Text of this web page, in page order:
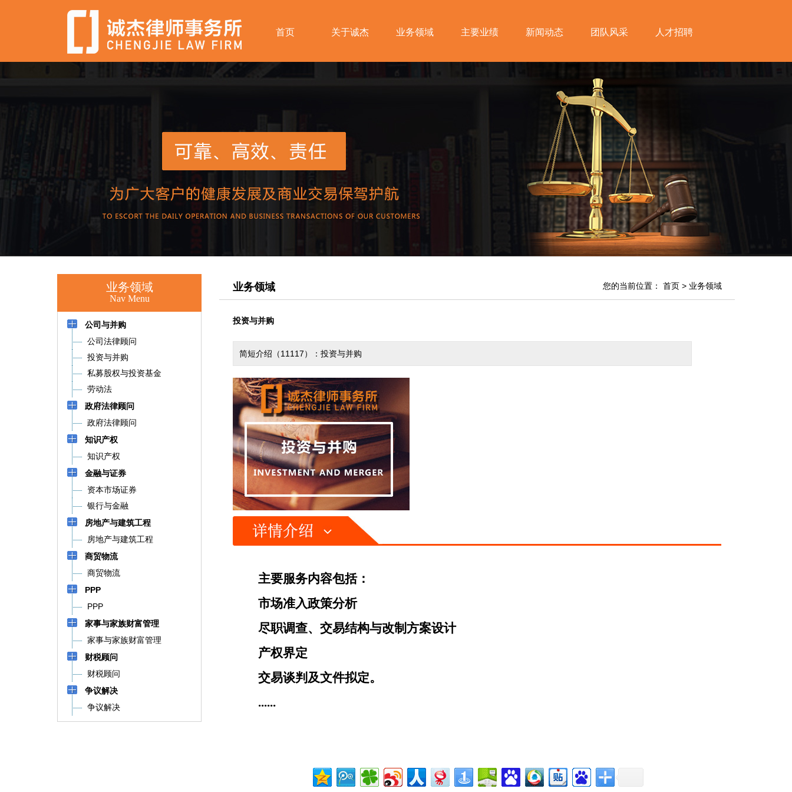
首页 关于诚杰 业务领域 主要业绩 新闻动态 团队风采 人才招聘
业务领域
Nav Menu
公司与并购
公司法律顾问
投资与并购
私募股权与投资基金
劳动法
政府法律顾问
政府法律顾问
知识产权
知识产权
金融与证券
资本市场证券
银行与金融
房地产与建筑工程
房地产与建筑工程
商贸物流
商贸物流
PPP
PPP
家事与家族财富管理
家事与家族财富管理
财税顾问
财税顾问
争议解决
争议解决
您的当前位置： 首页> 业务领域
业务领域
投资与并购
简短介绍（11117）：投资与并购
主要服务内容包括：
市场准入政策分析
尽职调查、交易结构与改制方案设计
产权界定
交易谈判及文件拟定。
......